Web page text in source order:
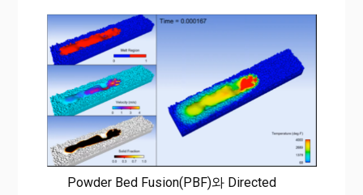
Powder Bed Fusion(PBF)와 Directed